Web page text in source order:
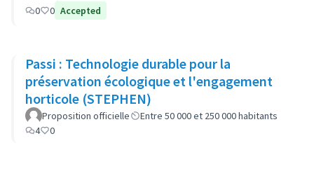
0
0 Accepted
Passi : Technologie durable pour la
préservation écologique et l'engagement
horticole (STEPHEN)
Proposition officielle
Entre 50 000 et 250 000 habitants
4
0